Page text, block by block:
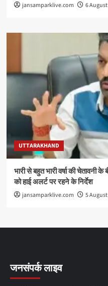
jansamparklive.com 6
UTTARAKHAND
भारी से बहुत भारी वर्षा की चेतावनी
को हाई अलर्ट पर रहने के निर्देश
jansamparklive.com 5
जनसंपर्क लाइव